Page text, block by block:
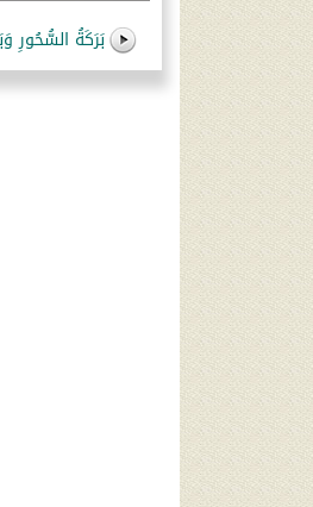
بَرَكَةُ السُّحُورِ